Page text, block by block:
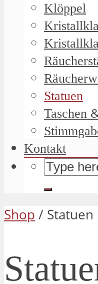
Klöppel
Statuen
Taschen
Kontakt
Shop / Statuen